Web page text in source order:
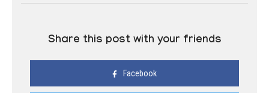
Share this post with your friends
Facebook